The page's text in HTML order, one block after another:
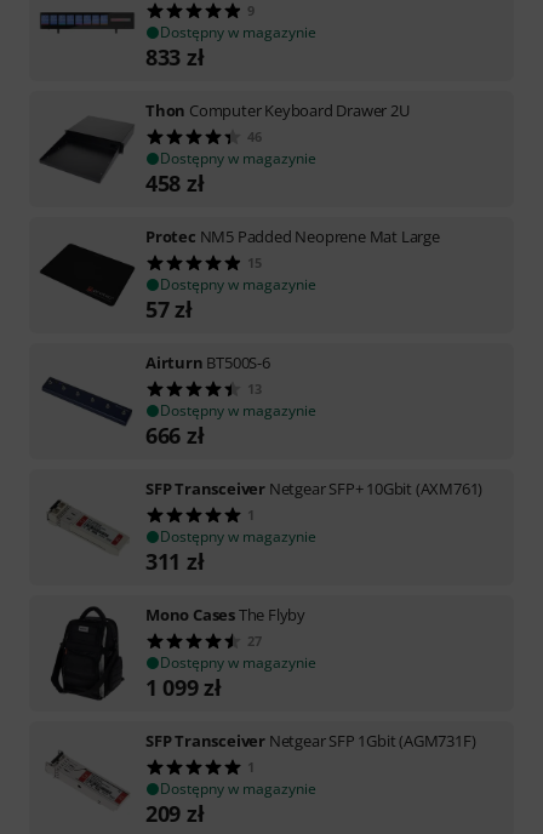
9
Dostępny w magazynie
833 zł
Thon Computer Keyboard Drawer 2U
46
Dostępny w magazynie
458 zł
Protec NM5 Padded Neoprene Mat Large
15
Dostępny w magazynie
57zł
Airturn BT500S-6
13
Dostępny w magazynie
666 zł
SFP Transceiver Netgear SFP+ 10Gbit (AXM761)
1
Dostępny w magazynie
311 zł
Mono CasesThe Flyby
27
Dostępny w magazynie
1 099zł
SFP Transceiver Netgear SFP 1Gbit (AGM731F)
1
Dostępny w magazynie
209 zł